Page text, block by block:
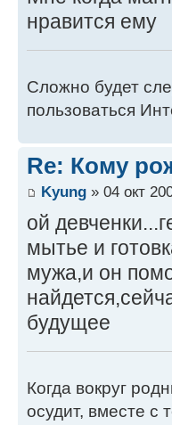
нравится ему
Сложно будет
пользоваться
Re: Кому
Kyung » 04 окт
ой
мытье и
мужа,и он
будущее
Когда вокруг
осудит, вместе с